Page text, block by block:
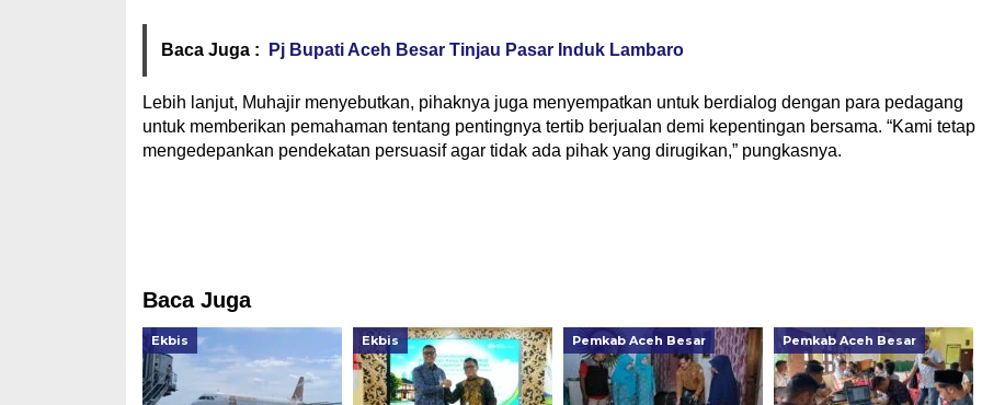
Baca Juga : Pj Bupati Aceh Besar Tinjau Pasar Induk Lambaro
Lebih lanjut, Muhajir menyebutkan, pihaknya juga menyempatkan untuk berdialog dengan para pedagang
untuk memberikan pemahaman tentang pentingnya tertib berjualan demi kepentingan bersama. “Kami tetap
mengedepankan pendekatan persuasif agar tidak ada pihak yang dirugikan,” pungkasnya.
Baca Juga
Ekbis Ekbis Pemkab Aceh Besar Pemkab Aceh Besar